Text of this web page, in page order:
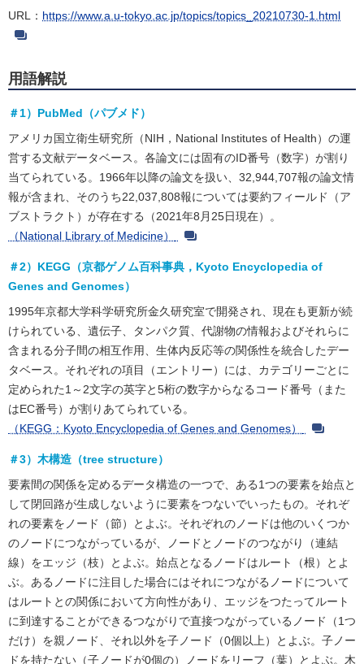
URL： https://www.a.u-tokyo.ac.jp/topics/topics_20210730-1.html
用語解説
＃1）PubMed（パブメド）
アメリカ国立衛生研究所（NIH，National Institutes of Health）の運
営する文献データベース。各論文には固有のID番号（数字）が割り
当てられている。1966年以降の論文を扱い、32,944,707報の論文情
報が含まれ、そのうち22,037,808報については要約フィールド（ア
ブストラクト）が存在する（2021年8月25日現在）。
（National Library of Medicine）
＃2）KEGG（京都ゲノム百科事典，Kyoto Encyclopedia of
Genes and Genomes）
1995年京都大学科学研究所金久研究室で開発され、現在も更新が続
けられている、遺伝子、タンパク質、代謝物の情報およびそれらに
含まれる分子間の相互作用、生体内反応等の関係性を統合したデー
タベース。それぞれの項目（エントリー）には、カテゴリーごとに
定められた1～2文字の英字と5桁の数字からなるコード番号（また
はEC番号）が割りあてられている。
（KEGG：Kyoto Encyclopedia of Genes and Genomes）
＃3）木構造（tree structure）
要素間の関係を定めるデータ構造の一つで、ある1つの要素を始点と
して閉回路が生成しないように要素をつないでいったもの。それぞ
れの要素をノード（節）とよぶ。それぞれのノードは他のいくつか
のノードにつながっているが、ノードとノードのつながり（連結
線）をエッジ（枝）とよぶ。始点となるノードはルート（根）とよ
ぶ。あるノードに注目した場合にはそれにつながるノードについて
はルートとの関係において方向性があり、エッジをつたってルート
に到達することができるつながりで直接つながっているノード（1つ
だけ）を親ノード、それ以外を子ノード（0個以上）とよぶ。子ノー
ドを持たない（子ノードが0個の）ノードをリーフ（葉）とよぶ。木